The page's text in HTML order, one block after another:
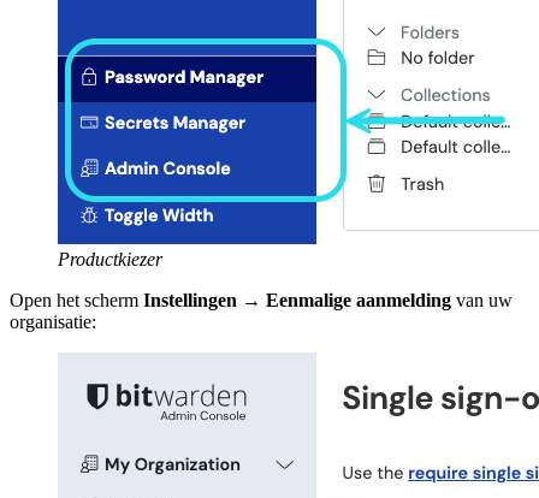
Productkiezer
Open het scherm Instellingen → Eenmalige aanmelding van uw
organisatie: